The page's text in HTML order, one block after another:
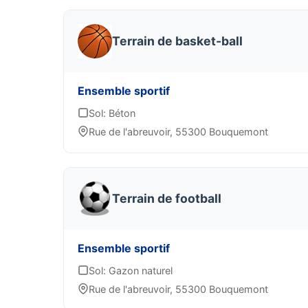
Terrain de basket-ball
Ensemble sportif
Sol: Béton
Rue de l'abreuvoir, 55300 Bouquemont
Terrain de football
Ensemble sportif
Sol: Gazon naturel
Rue de l'abreuvoir, 55300 Bouquemont